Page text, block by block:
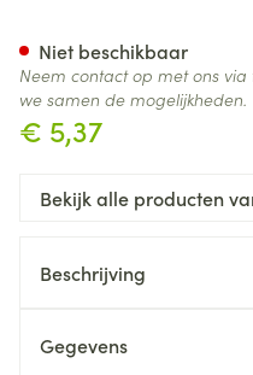
€ 5,37
Niet beschikbaar
Neem contact op met ons
we samen de mogelijkheden.
Bekijk alle producten
Beschrijving
Gegevens